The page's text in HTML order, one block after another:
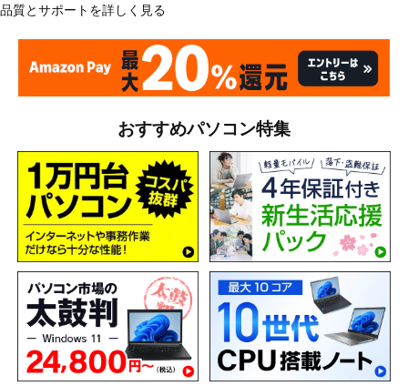
品質とサポートを詳しく見る
おすすめパソコン特集